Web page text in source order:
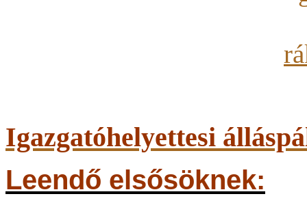
Igazgatóhelyettesi
Leendő elsősöknek: